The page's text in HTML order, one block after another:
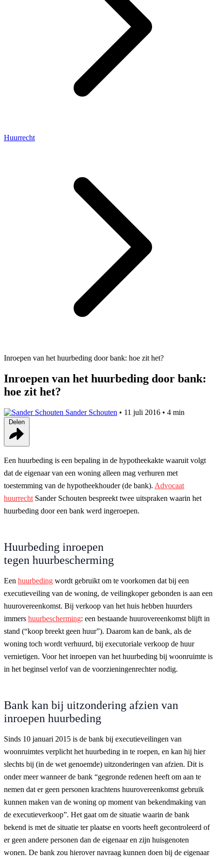
Huurrecht
Inroepen van het huurbeding door bank: hoe zit het?
Inroepen van het huurbeding door bank:
hoe zit het?
Sander Schouten • 11 juli 2016 • 4 min
Een huurbeding is een bepaling in de hypotheekakte waaruit volgt
dat de eigenaar van een woning alleen mag verhuren met
toestemming van de hypotheekhouder (de bank). Advocaat
huurrecht Sander Schouten bespreekt twee uitspraken waarin het
huurbeding door een bank werd ingeroepen.
Huurbeding inroepen
tegen huurbescherming
Een huurbeding wordt gebruikt om te voorkomen dat bij een
executieveiling van de woning, de veilingkoper gebonden is aan een
huurovereenkomst. Bij verkoop van het huis hebben huurders
immers huurbescherming: een bestaande huurovereenkomst blijft in
stand (“koop breekt geen huur”). Daarom kan de bank, als de
woning toch wordt verhuurd, bij executoriale verkoop de huur
vernietigen. Voor het inroepen van het huurbeding bij woonruimte is
in het beginsel verlof van de voorzieningenrechter nodig.
Bank kan bij uitzondering afzien van
inroepen huurbeding
Sinds 10 januari 2015 is de bank bij executieveilingen van
woonruimtes verplicht het huurbeding in te roepen, en kan hij hier
slechts bij (in de wet genoemde) uitzonderingen van afzien. Dit is
onder meer wanneer de bank “gegronde redenen heeft om aan te
nemen dat er geen personen krachtens huurovereenkomst gebruik
kunnen maken van de woning op moment van bekendmaking van
de executieverkoop”. Het gaat om de situatie waarin de bank
bekend is met de situatie ter plaatse en voorts heeft gecontroleerd of
er geen andere personen dan de eigenaar en zijn huisgenoten
wonen. De bank zou hierover navraag kunnen doen bij de eigenaar